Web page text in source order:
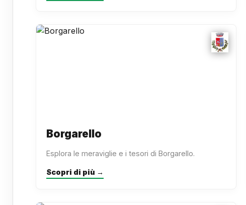
Borgarello
Esplora le meraviglie e i tesori di Borgarello.
Scopri di più →